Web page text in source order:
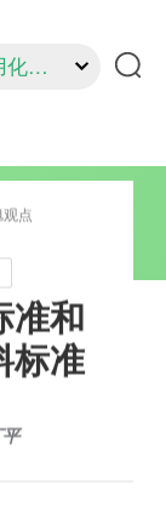
农用化学品
点
准和
标准